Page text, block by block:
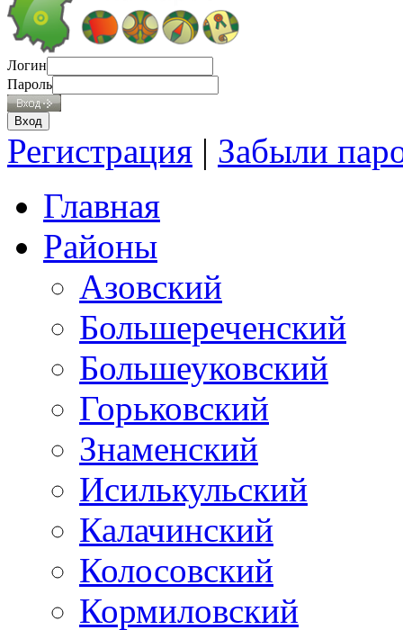
Логин
Пароль
Регистрация | Забыли
Главная
Районы
Азовский
Большереченский
Большеуковский
Горьковский
Знаменский
Исилькульский
Калачинский
Колосовский
Кормиловский